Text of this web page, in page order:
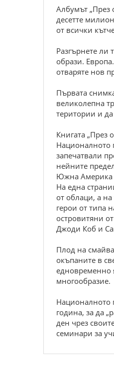
Албумът „През
десетте
от всички
Разгърнете ли
образи.
отваряте нов
Първата
великолепна
територии и
Книгата „През
Националното
запечатвали
нейните
Южна Америка
На една
от облаци, а
герои от типа
островитяни
Джоди Коб и
Плод на
окъпаните в
едновременно
многообразие.
Националното
година, за да
ден чрез
семинари за